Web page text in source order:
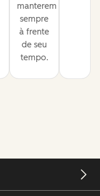
manterem
sempre
à frente
de seu
tempo.